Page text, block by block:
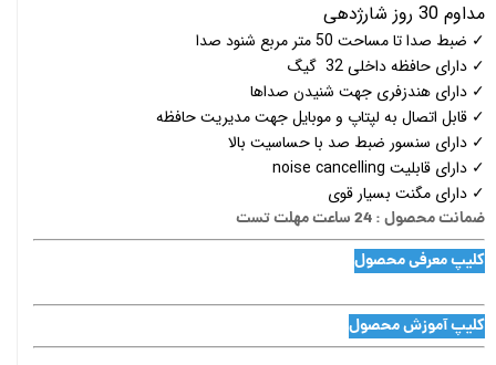
مداوم 30 روز شارژدهی
✓ ضبط صدا تا مساحت 50 متر مربع شنود صدا
✓ دارای حافظه داخلی 32 گیگ
✓ دارای هندزفری جهت شنیدن صداها
✓ قابل اتصال به لپتاپ و موبایل جهت مدیریت حافظه
✓ دارای سنسور ضبط صد با حساسیت بالا
✓ دارای قابلیت noise cancelling
✓ دارای مگنت بسیار قوی
ضمانت محصول : 24 ساعت مهلت تست
کلیپ معرفی محصول
کلیپ آموزش محصول